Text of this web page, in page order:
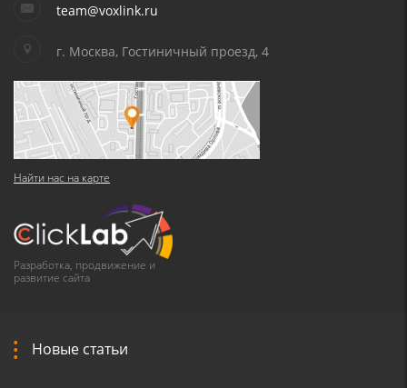
team@voxlink.ru
г. Москва, Гостиничный проезд, 4
Найти нас на карте
Разработка, продвижение и
развитие сайта
Новые статьи